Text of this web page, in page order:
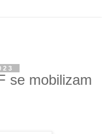
se mobilizam